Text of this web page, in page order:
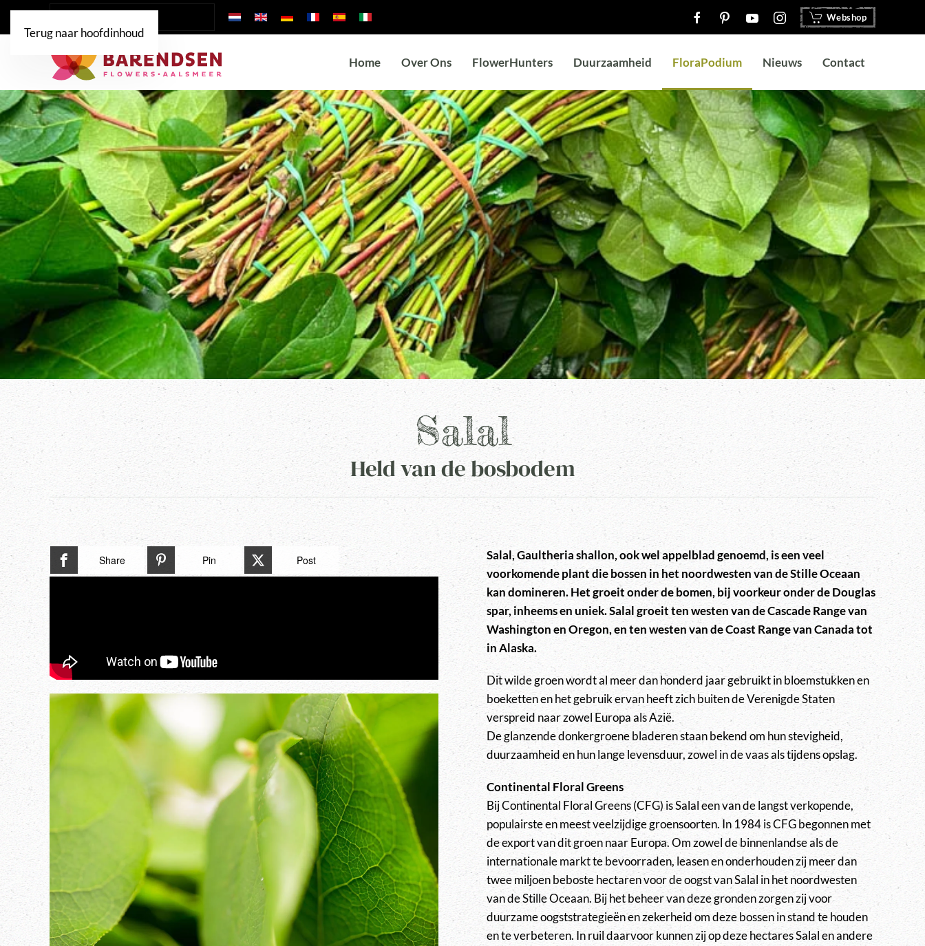
Terug naar hoofdinhoud
Webshop
Home Over Ons FlowerHunters Duurzaamheid FloraPodium Nieuws Contact
Salal
Held van de bosbodem
Share Pin Post
Salal, Gaultheria shallon, ook wel appelblad genoemd, is een veel
voorkomende plant die bossen in het noordwesten van de Stille Oceaan
kan domineren. Het groeit onder de bomen, bij voorkeur onder de Douglas
spar, inheems en uniek. Salal groeit ten westen van de Cascade Range van
Washington en Oregon, en ten westen van de Coast Range van Canada tot
in Alaska.
Dit wilde groen wordt al meer dan honderd jaar gebruikt in bloemstukken en
boeketten en het gebruik ervan heeft zich buiten de Verenigde Staten
verspreid naar zowel Europa als Azië.
De glanzende donkergroene bladeren staan bekend om hun stevigheid,
duurzaamheid en hun lange levensduur, zowel in de vaas als tijdens opslag.
Continental Floral Greens
Bij Continental Floral Greens (CFG) is Salal een van de langst verkopende,
populairste en meest veelzijdige groensoorten. In 1984 is CFG begonnen met
de export van dit groen naar Europa. Om zowel de binnenlandse als de
internationale markt te bevoorraden, leasen en onderhouden zij meer dan
twee miljoen beboste hectaren voor de oogst van Salal in het noordwesten
van de Stille Oceaan. Bij het beheer van deze gronden zorgen zij voor
duurzame oogststrategieën en zekerheid om deze bossen in stand te houden
en te verbeteren. In ruil daarvoor kunnen zij op deze hectares Salal en andere